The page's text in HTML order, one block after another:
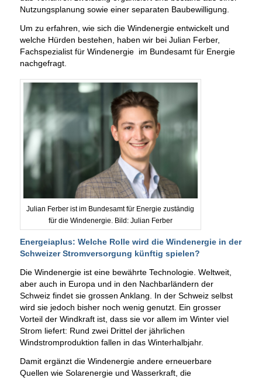
Nutzungsplanung sowie einer separaten Baubewilligung.
Um zu erfahren, wie sich die Windenergie entwickelt und
welche Hürden bestehen, haben wir bei Julian Ferber,
Fachspezialist für Windenergie im Bundesamt für Energie
nachgefragt.
Julian Ferber ist im Bundesamt für Energie zuständig
für die Windenergie. Bild: Julian Ferber
Energeiaplus: Welche Rolle wird die Windenergie in der
Schweizer Stromversorgung künftig spielen?
Die Windenergie ist eine bewährte Technologie. Weltweit,
aber auch in Europa und in den Nachbarländern der
Schweiz findet sie grossen Anklang. In der Schweiz selbst
wird sie jedoch bisher noch wenig genutzt. Ein grosser
Vorteil der Windkraft ist, dass sie vor allem im Winter viel
Strom liefert: Rund zwei Drittel der jährlichen
Windstromproduktion fallen in das Winterhalbjahr.
Damit ergänzt die Windenergie andere erneuerbare
Quellen wie Solarenergie und Wasserkraft, die